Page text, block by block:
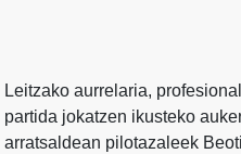
Leitzako aurrelaria,
partida jokatzen ikusteko
arratsaldean pilotazaleek